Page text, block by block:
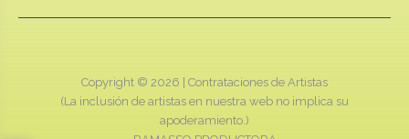
Copyright © 2026 | Contrataciones de Artistas
(La inclusión de artistas en nuestra web no implica su
apoderamiento.)